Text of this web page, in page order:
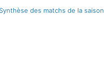
Synthèse des matchs de la saison